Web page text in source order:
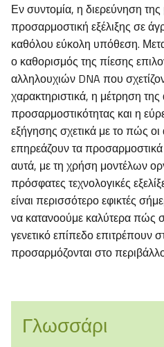
Εν συντομία, η διερεύνηση
προσαρμοστική εξέλιξης σε
καθόλου εύκολη υπόθεση.
ο καθορισμός της πίεσης
αλληλουχιών DNA που
χαρακτηριστικά, η μέτρηση της
προσαρμοστικότητας και η
εξήγησης σχετικά με το πώς
επηρεάζουν τα
αυτά, με τη χρήση μοντέλων
πρόσφατες τεχνολογικές
είναι περισσότερο εφικτές
να κατανοούμε καλύτερα πώς
γενετικό επίπεδο επιτρέπουν
προσαρμόζονται στο
Γλωσσάρι